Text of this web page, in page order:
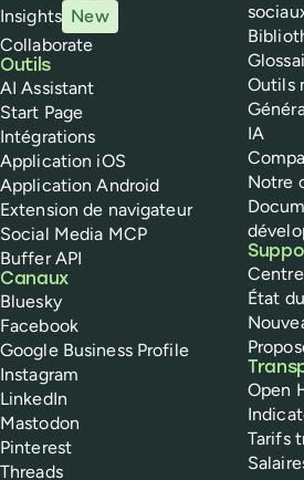
Insights New
Collaborate
Outils
AI Assistant
Start Page
Intégrations
Application iOS
Application Android
Extension de navigateur
Social Media MCP
Buffer API
Canaux
Bluesky
Facebook
Google Business Profile
Instagram
LinkedIn
Mastodon
Pinterest
Threads
Outils
IA
Notre
Centre
État
Open
Tarifs